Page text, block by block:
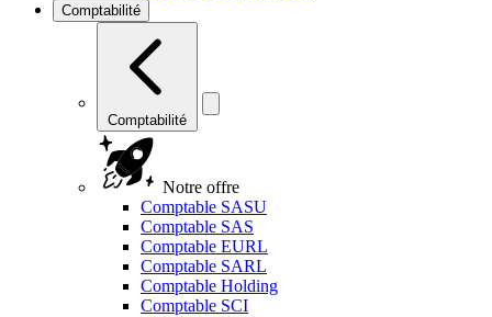
Comptabilité
Comptabilité
Notre offre
Comptable SASU
Comptable SAS
Comptable EURL
Comptable SARL
Comptable Holding
Comptable SCI